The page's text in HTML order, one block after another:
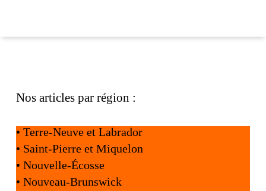
Nos articles par région :
• Terre-Neuve et Labrador
• Saint-Pierre et Miquelon
• Nouvelle-Écosse
• Nouveau-Brunswick